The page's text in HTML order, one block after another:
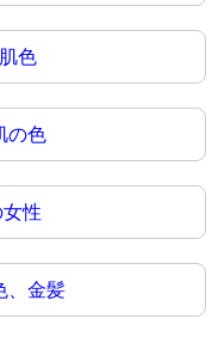
色
の色
性
、金髪